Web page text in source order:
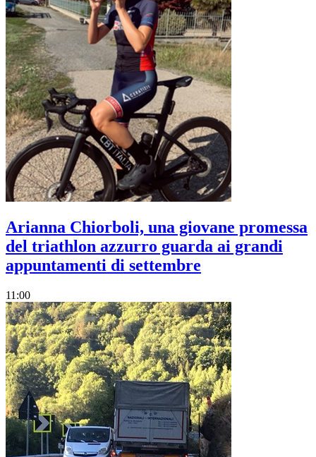
Arianna Chiorboli, una giovane promessa
del triathlon azzurro guarda ai grandi
appuntamenti di settembre
11:00